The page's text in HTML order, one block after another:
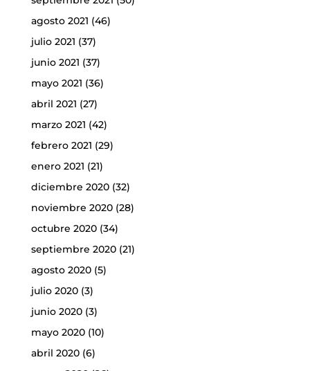
agosto 2021 (46)
julio 2021 (37)
junio 2021 (37)
mayo 2021 (36)
abril 2021 (27)
marzo 2021 (42)
febrero 2021 (29)
enero 2021 (21)
diciembre 2020(32)
noviembre 2020(28)
octubre 2020(34)
septiembre 2020(21)
agosto 2020(5)
julio 2020(3)
junio 2020(3)
mayo 2020(10)
abril 2020(6)